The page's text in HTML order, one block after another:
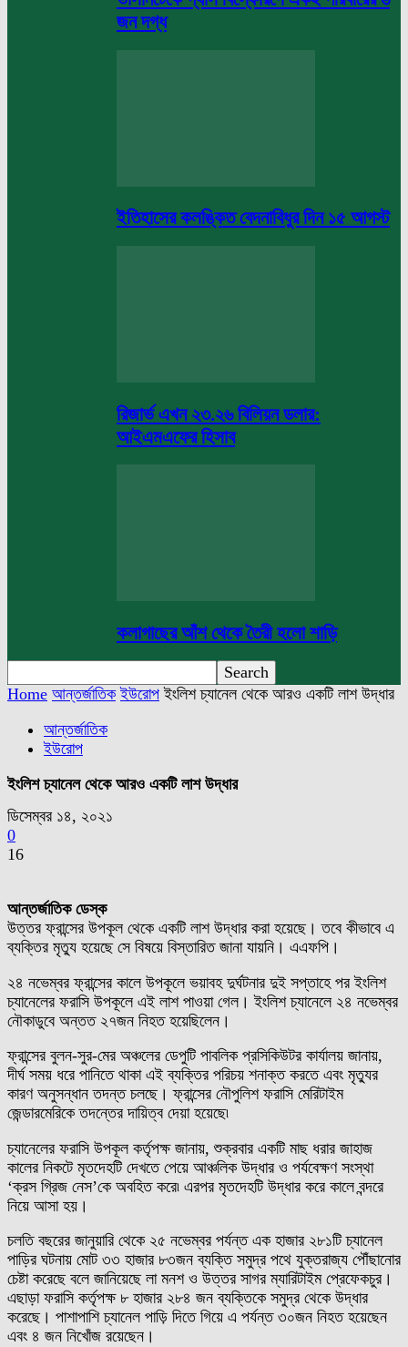
জন দগ্ধ
ইতিহাসের কলঙ্কিত বেদনাবিধুর দিন ১৫ আগস্ট
রিজার্ভ এখন ২৩.২৬ বিলিয়ন ডলার:
আইএমএফের হিসাব
কলাগাছের আঁশ থেকে তৈরী হলো শাড়ি
Home আন্তর্জাতিক ইউরোপ ইংলিশ চ্যানেল থেকে আরও একটি লাশ উদ্ধার
আন্তর্জাতিক
ইউরোপ
ইংলিশ চ্যানেল থেকে আরও একটি লাশ উদ্ধার
ডিসেম্বর ১৪, ২০২১
0
16
আন্তর্জাতিক ডেস্ক
উত্তর ফ্রান্সের উপকূল থেকে একটি লাশ উদ্ধার করা হয়েছে। তবে কীভাবে এ
ব্যক্তির মৃত্যু হয়েছে সে বিষয়ে বিস্তারিত জানা যায়নি। এএফপি।
২৪ নভেম্বর ফ্রান্সের কালে উপকূলে ভয়াবহ দুর্ঘটনার দুই সপ্তাহে পর ইংলিশ
চ্যানেলের ফরাসি উপকূলে এই লাশ পাওয়া গেল। ইংলিশ চ্যানেলে ২৪ নভেম্বর
নৌকাডুবে অন্তত ২৭জন নিহত হয়েছিলেন।
ফ্রান্সের বুলন-সুর-মের অঞ্চলের ডেপুটি পাবলিক প্রসিকিউটর কার্যালয় জানায়,
দীর্ঘ সময় ধরে পানিতে থাকা এই ব্যক্তির পরিচয় শনাক্ত করতে এবং মৃত্যুর
কারণ অনুসন্ধান তদন্ত চলছে। ফ্রান্সের নৌপুলিশ ফরাসি মেরিটাইম
জেন্ডারমেরিকে তদন্তের দায়িত্ব দেয়া হয়েছে৷
চ্যানেলের ফরাসি উপকূল কর্তৃপক্ষ জানায়, শুক্রবার একটি মাছ ধরার জাহাজ
কালের নিকটে মৃতদেহটি দেখতে পেয়ে আঞ্চলিক উদ্ধার ও পর্যবেক্ষণ সংস্থা
‘ক্রস গ্রিজ নেস’কে অবহিত করে৷ এরপর মৃতদেহটি উদ্ধার করে কালে বন্দরে
নিয়ে আসা হয়।
চলতি বছরের জানুয়ারি থেকে ২৫ নভেম্বর পর্যন্ত এক হাজার ২৮১টি চ্যানেল
পাড়ির ঘটনায় মোট ৩৩ হাজার ৮৩জন ব্যক্তি সমুদ্র পথে যুক্তরাজ্য পৌঁছানোর
চেষ্টা করেছে বলে জানিয়েছে লা মনশ ও উত্তর সাগর ম্যারিটাইম প্রেফেকচুর।
এছাড়া ফরাসি কর্তৃপক্ষ ৮ হাজার ২৮৪ জন ব্যক্তিকে সমুদ্র থেকে উদ্ধার
করেছে। পাশাপাশি চ্যানেল পাড়ি দিতে গিয়ে এ পর্যন্ত ৩০জন নিহত হয়েছেন
এবং ৪ জন নিখোঁজ রয়েছেন।